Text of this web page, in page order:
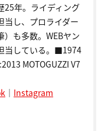
25年。ライディング
当し、プロライダー
も多数。WEBヤン
当している。■1974
MOTOGUZZI V7
｜ Instagram